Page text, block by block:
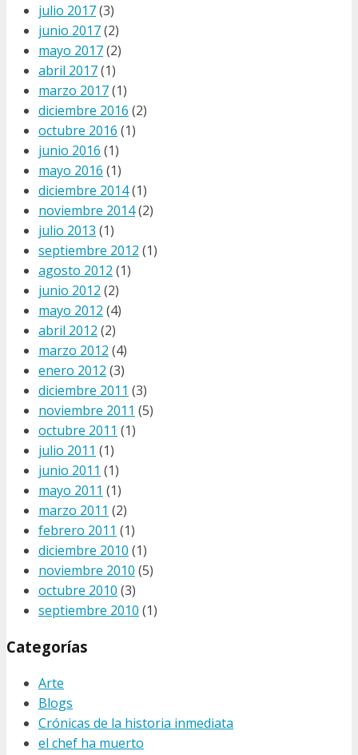
julio 2017(3)
junio 2017(2)
mayo 2017(2)
abril 2017(1)
marzo 2017(1)
diciembre 2016 (2)
octubre 2016 (1)
junio 2016 (1)
mayo 2016 (1)
diciembre 2014(1)
noviembre 2014(2)
julio 2013 (1)
septiembre 2012 (1)
agosto 2012 (1)
junio 2012 (2)
mayo 2012 (4)
abril 2012 (2)
marzo 2012 (4)
enero 2012 (3)
diciembre 2011 (3)
noviembre 2011 (5)
octubre 2011 (1)
julio 2011 (1)
junio 2011 (1)
mayo 2011 (1)
marzo 2011 (2)
febrero 2011 (1)
diciembre 2010 (1)
noviembre 2010 (5)
octubre 2010 (3)
septiembre 2010 (1)
Categorías
Arte
Blogs
Crónicas de la historia inmediata
el chef ha muerto